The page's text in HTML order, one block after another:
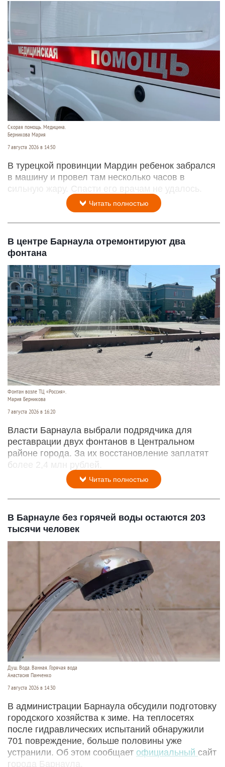
Скорая помощь. Медицина.
Берникова Мария
7 августа 2026 в 14:50
В турецкой провинции Мардин ребенок забрался
в машину и провел там несколько часов в
сильную жару. Спасти его врачам не удалось.
Читать полностью
В центре Барнаула отремонтируют два
фонтана
Фонтан возле ТЦ «Россия».
Мария Берникова
7 августа 2026 в 16:20
Власти Барнаула выбрали подрядчика для
реставрации двух фонтанов в Центральном
районе города. За их восстановление заплатят
более 2,4 млн рублей.
Читать полностью
В Барнауле без горячей воды остаются 203
тысячи человек
Душ. Вода. Ванная. Горячая вода
Анастасия Панченко
7 августа 2026 в 14:30
В администрации Барнаула обсудили подготовку
городского хозяйства к зиме. На теплосетях
после гидравлических испытаний обнаружили
701 повреждение, больше половины уже
устранили. Об этом сообщает официальный сайт
города Барнаула.